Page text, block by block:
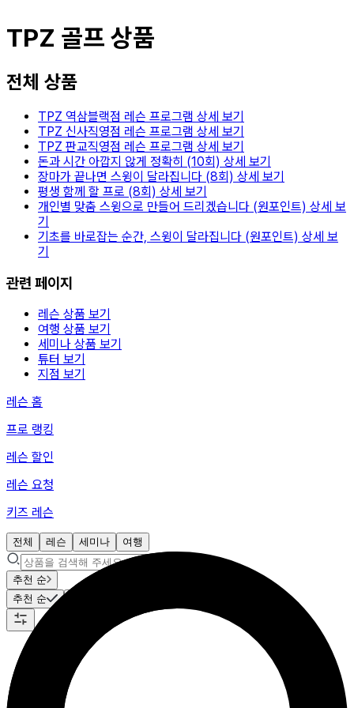
TPZ 골프 상품
전체 상품
TPZ 역삼블랙점 레슨 프로그램 상세 보기
TPZ 신사직영점 레슨 프로그램 상세 보기
TPZ 판교직영점 레슨 프로그램 상세 보기
돈과 시간 아깝지 않게 정확히 (10회) 상세 보기
장마가 끝나면 스윙이 달라집니다 (8회) 상세 보기
평생 함께 할 프로 (8회) 상세 보기
개인별 맞춤 스윙으로 만들어 드리겠습니다 (원포인트) 상세 보
기
기초를 바로잡는 순간, 스윙이 달라집니다 (원포인트) 상세 보
기
관련 페이지
레슨 상품 보기
여행 상품 보기
세미나 상품 보기
튜터 보기
지점 보기
레슨 홈
프로 랭킹
레슨 할인
레슨 요청
키즈 레슨
전체 레슨 세미나 여행
추천 순
추천 순